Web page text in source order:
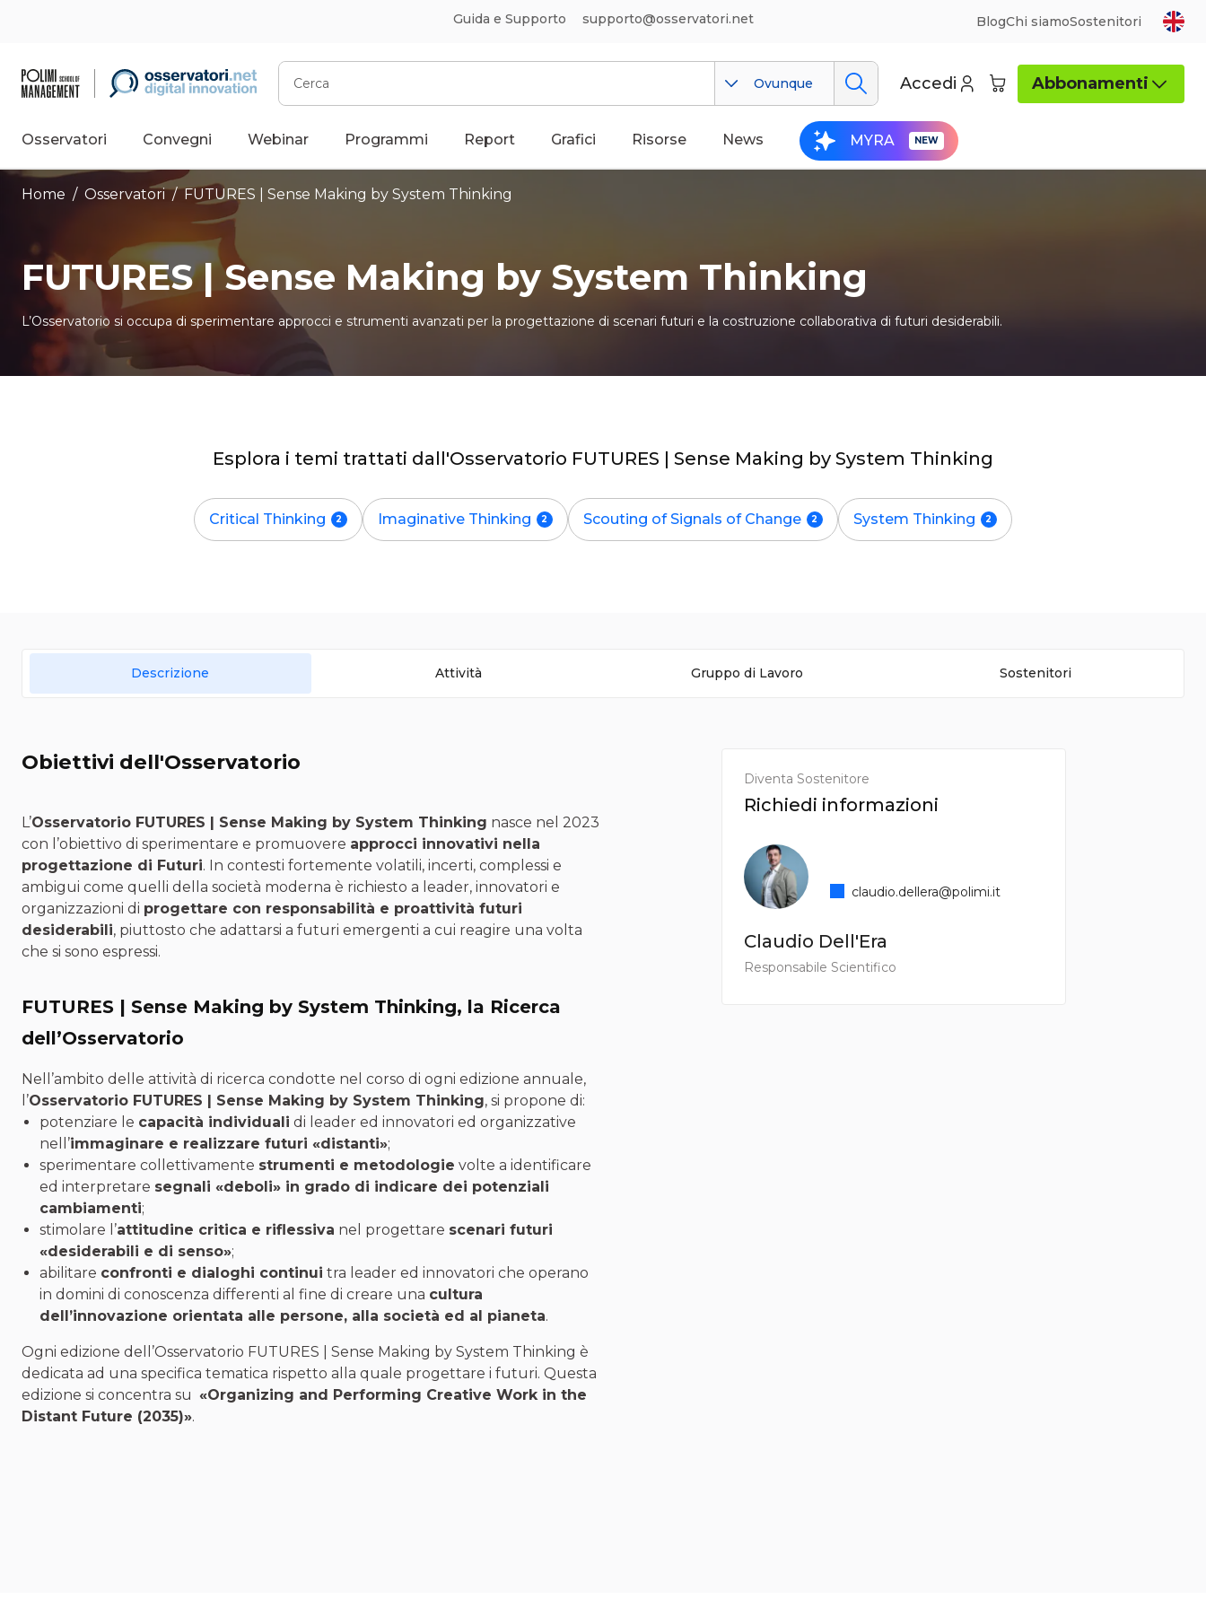
Guida e Supporto supporto@osservatori.net BlogChi siamoSostenitori
Cerca
Ovunque Accedi Abbonamenti
Osservatori Convegni Webinar Programmi Report Grafici Risorse News MYRA
Home / Osservatori/FUTURES | Sense Making by System Thinking
FUTURES | Sense Making by System Thinking
L’Osservatorio si occupa di sperimentare approcci e strumenti avanzati per la progettazione di scenari futuri e la costruzione collaborativa di futuri desiderabili.
Esplora i temi trattati dall'Osservatorio FUTURES | Sense Making by System Thinking
Critical Thinking Imaginative Thinking Scouting of Signals of Change System Thinking
Descrizione Attività Gruppo di Lavoro Sostenitori
Obiettivi dell'Osservatorio
L’Osservatorio FUTURES | Sense Making by System Thinking nasce nel 2023
con l’obiettivo di sperimentare e promuovere approcci innovativi nella
progettazione di Futuri. In contesti fortemente volatili, incerti, complessi e
ambigui come quelli della società moderna è richiesto a leader, innovatori e
organizzazioni di progettare con responsabilità e proattività futuri
desiderabili, piuttosto che adattarsi a futuri emergenti a cui reagire una volta
che si sono espressi.
FUTURES | Sense Making by System Thinking, la Ricerca
dell’Osservatorio
Nell’ambito delle attività di ricerca condotte nel corso di ogni edizione annuale,
l’Osservatorio FUTURES | Sense Making by System Thinking, si propone di:
potenziare le capacità individuali di leader ed innovatori ed organizzative
nell’immaginare e realizzare futuri «distanti»;
sperimentare collettivamente strumenti e metodologie volte a identificare
ed interpretare segnali «deboli» in grado di indicare dei potenziali
cambiamenti;
stimolare l’attitudine critica e riflessiva nel progettare scenari futuri
«desiderabili e di senso»;
abilitare confronti e dialoghi continui tra leader ed innovatori che operano
in domini di conoscenza differenti al fine di creare una cultura
dell’innovazione orientata alle persone, alla società ed al pianeta.
Ogni edizione dell’Osservatorio FUTURES | Sense Making by System Thinking è
dedicata ad una specifica tematica rispetto alla quale progettare i futuri. Questa
edizione si concentra su «Organizing and Performing Creative Work in the
Distant Future (2035)».
Diventa Sostenitore
Richiedi informazioni
Claudio Dell'Era
Responsabile Scientifico
claudio.dellera@polimi.it